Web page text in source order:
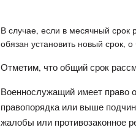
В случае, если в месячный
обязан установить новый
Отметим, что общий срок
Военнослужащий имеет право
правопорядка или выше
жалобы или противозаконное